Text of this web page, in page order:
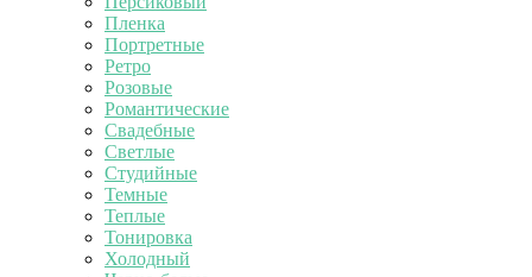
Пленка
Портретные
Ретро
Розовые
Романтические
Свадебные
Светлые
Студийные
Темные
Теплые
Тонировка
Холодный